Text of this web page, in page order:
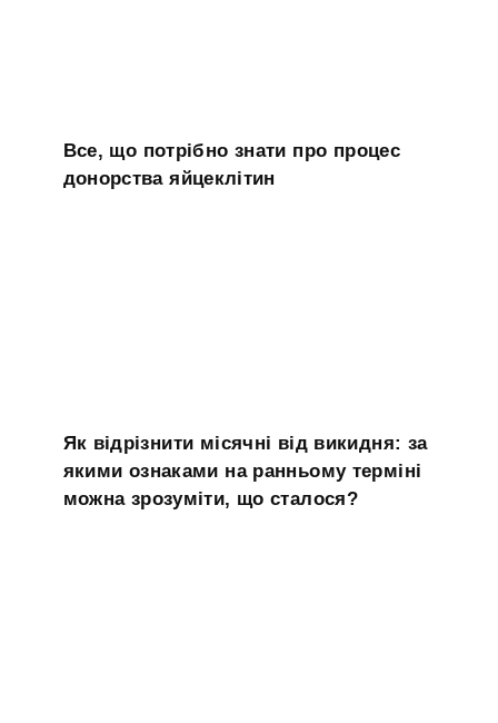
Все, що потрібно знати про процес
донорства яйцеклітин
Як відрізнити місячні від викидня: за
якими ознаками на ранньому терміні
можна зрозуміти, що сталося?